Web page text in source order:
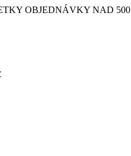
OBJEDNÁVKY NAD